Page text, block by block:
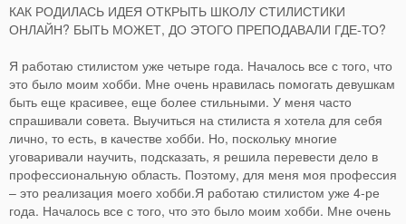
КАК РОДИЛАСЬ ИДЕЯ ОТКРЫТЬ ШКОЛУ СТИЛИСТИКИ
ОНЛАЙН? БЫТЬ МОЖЕТ, ДО ЭТОГО ПРЕПОДАВАЛИ ГДЕ-ТО?
Я работаю стилистом уже четыре года. Началось все с того, что
это было моим хобби. Мне очень нравилась помогать девушкам
быть еще красивее, еще более стильными. У меня часто
спрашивали совета. Выучиться на стилиста я хотела для себя
лично, то есть, в качестве хобби. Но, поскольку многие
уговаривали научить, подсказать, я решила перевести дело в
профессиональную область. Поэтому, для меня моя профессия
– это реализация моего хобби.Я работаю стилистом уже 4-ре
года. Началось все с того, что это было моим хобби. Мне очень